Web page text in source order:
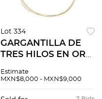
Lot 334
GARGANTILLA DE
TRES HILOS EN ORO
DE LA FIRMA TANE
Estimate
MXN$8,000 - MXN$9,000